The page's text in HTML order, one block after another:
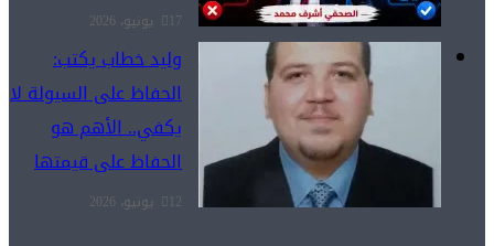
17 يونيو، 2026
وليد خطاب يكتب:
الحفاظ على السيولة لا
يكفي.. الأهم هو
الحفاظ على قيمتها
12 يونيو، 2026